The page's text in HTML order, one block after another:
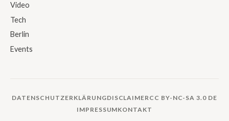
Video
Tech
Berlin
Events
DATENSCHUTZERKLÄRUNGDISCLAIMER CC BY-NC-SA 3.0 DE
IMPRESSUMKONTAKT